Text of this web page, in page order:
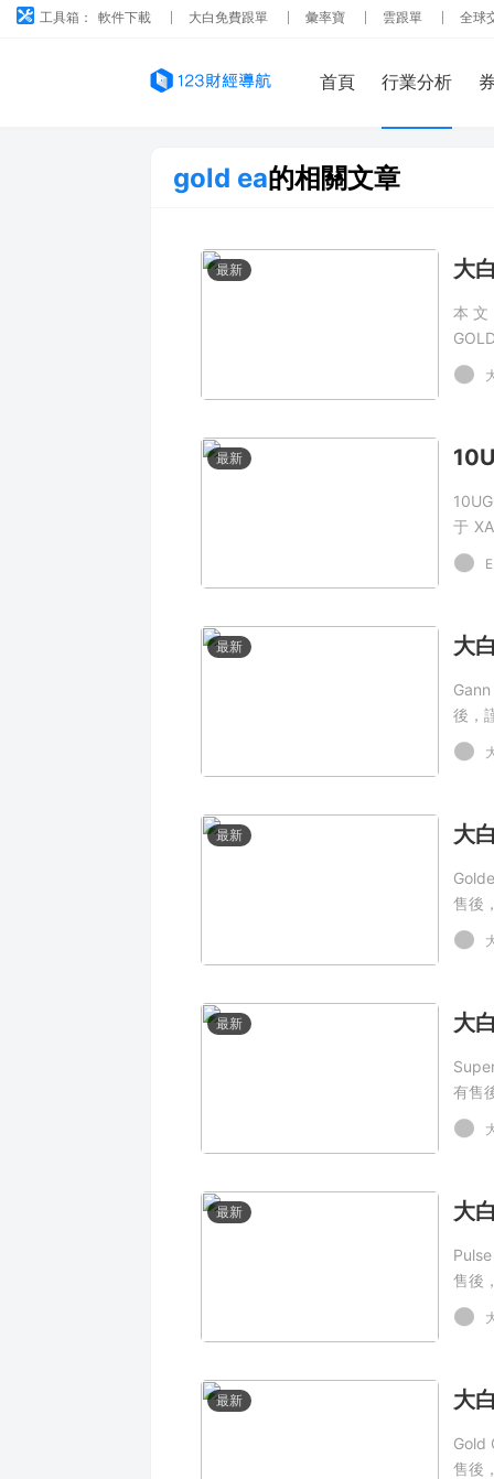
工具箱： 軟件下載 大白免費跟單 彙率寶 雲跟單 全球
首頁 行業分析
gold ea的相關文章
最新
本
最新
于
結
本！
最新
後，
最新
售後
最新
有售
最新
售後
最新
Gold
售後